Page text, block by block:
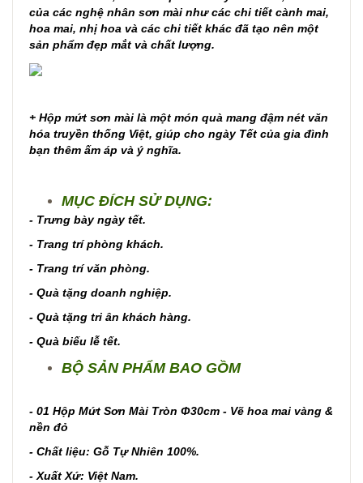
của các nghệ nhân sơn mài như các chi tiết cành mai,
hoa mai, nhị hoa và các chi tiết khác đã tạo nên một
sản phẩm đẹp mắt và chất lượng.
+ Hộp mứt sơn mài là một món quà mang đậm nét văn
hóa truyền thống Việt, giúp cho ngày Tết của gia đình
bạn thêm ấm áp và ý nghĩa.
MỤC ĐÍCH SỬ DỤNG:
- Trưng bày ngày tết.
- Trang trí phòng khách.
- Trang trí văn phòng.
- Quà tặng doanh nghiệp.
- Quà tặng tri ân khách hàng.
- Quà biếu lễ tết.
BỘ SẢN PHẨM BAO GỒM
- 01 Hộp Mứt Sơn Mài Tròn Φ30cm - Vẽ hoa mai vàng &
nền đỏ
- Chất liệu: Gỗ Tự Nhiên 100%.
- Xuất Xứ: Việt Nam.